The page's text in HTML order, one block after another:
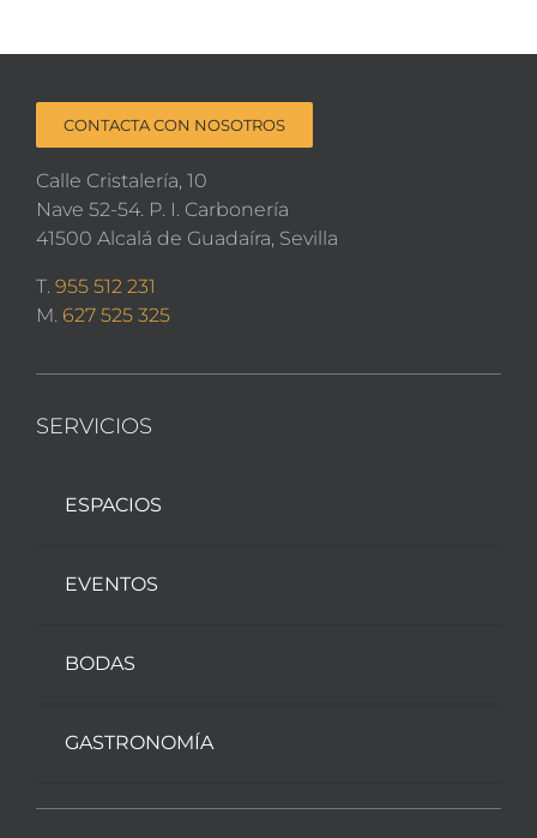
CONTACTA CON NOSOTROS
Calle Cristalería, 10
Nave 52-54. P. I. Carbonería
41500 Alcalá de Guadaíra, Sevilla
T. 955 512 231
M. 627 525 325
SERVICIOS
ESPACIOS
EVENTOS
BODAS
GASTRONOMÍA